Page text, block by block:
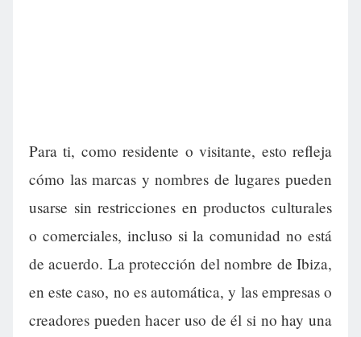
Para ti, como residente o visitante, esto refleja
cómo las marcas y nombres de lugares pueden
usarse sin restricciones en productos culturales
o comerciales, incluso si la comunidad no está
de acuerdo. La protección del nombre de Ibiza,
en este caso, no es automática, y las empresas o
creadores pueden hacer uso de él si no hay una